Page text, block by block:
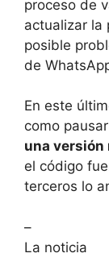
proceso de
actualizar la
posible
de
En este
como
una versión
el código
terceros lo
–
La noticia